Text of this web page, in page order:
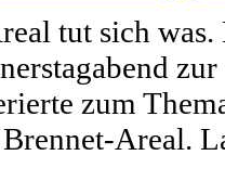
tut sich
zum
Areal.